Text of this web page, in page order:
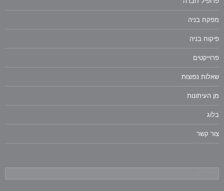
מפקח בניה
פיקוח בניה
פרוייקטים
שאלות נפוצות
מן העיתונות
בלוג
צור קשר